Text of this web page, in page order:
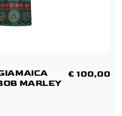
MARLEY
€ 100,00